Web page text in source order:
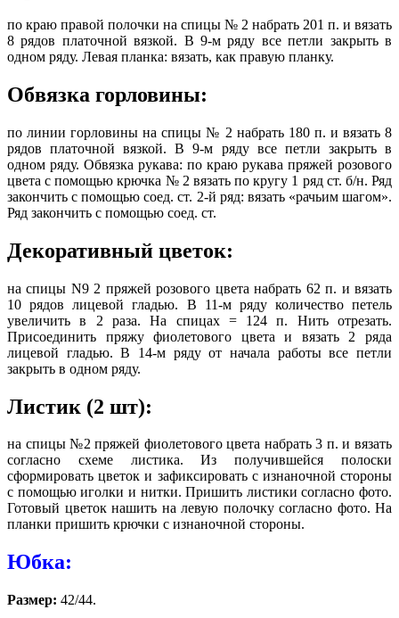
по краю правой полочки на спицы № 2 набрать 201 п. и вязать
8 рядов платочной вязкой. В 9-м ряду все петли закрыть в
одном ряду. Левая планка: вязать, как правую планку.
Обвязка горловины:
по линии горловины на спицы № 2 набрать 180 п. и вязать 8
рядов платочной вязкой. В 9-м ряду все петли закрыть в
одном ряду. Обвязка рукава: по краю рукава пряжей розового
цвета с помощью крючка № 2 вязать по кругу 1 ряд ст. б/н. Ряд
закончить с помощью соед. ст. 2-й ряд: вязать «рачьим шагом».
Ряд закончить с помощью соед. ст.
Декоративный цветок:
на спицы N9 2 пряжей розового цвета набрать 62 п. и вязать
10 рядов лицевой гладью. В 11-м ряду количество петель
увеличить в 2 раза. На спицах = 124 п. Нить отрезать.
Присоединить пряжу фиолетового цвета и вязать 2 ряда
лицевой гладью. В 14-м ряду от начала работы все петли
закрыть в одном ряду.
Листик (2 шт):
на спицы №2 пряжей фиолетового цвета набрать 3 п. и вязать
согласно схеме листика. Из получившейся полоски
сформировать цветок и зафиксировать с изнаночной стороны
с помощью иголки и нитки. Пришить листики согласно фото.
Готовый цветок нашить на левую полочку согласно фото. На
планки пришить крючки с изнаночной стороны.
Юбка:
Размер: 42/44.